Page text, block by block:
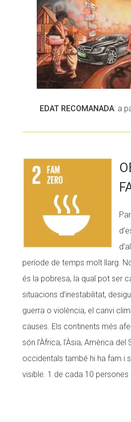
EDAT RECOMANADA: a
període de temps molt llarg.
és la pobresa, la qual pot ser
situacions d’inestabilitat,
guerra o violència, el canvi
causes. Els continents més
són l’Àfrica, l’Àsia, Amèrica
occidentals també hi ha fam i
visible. 1 de cada 10